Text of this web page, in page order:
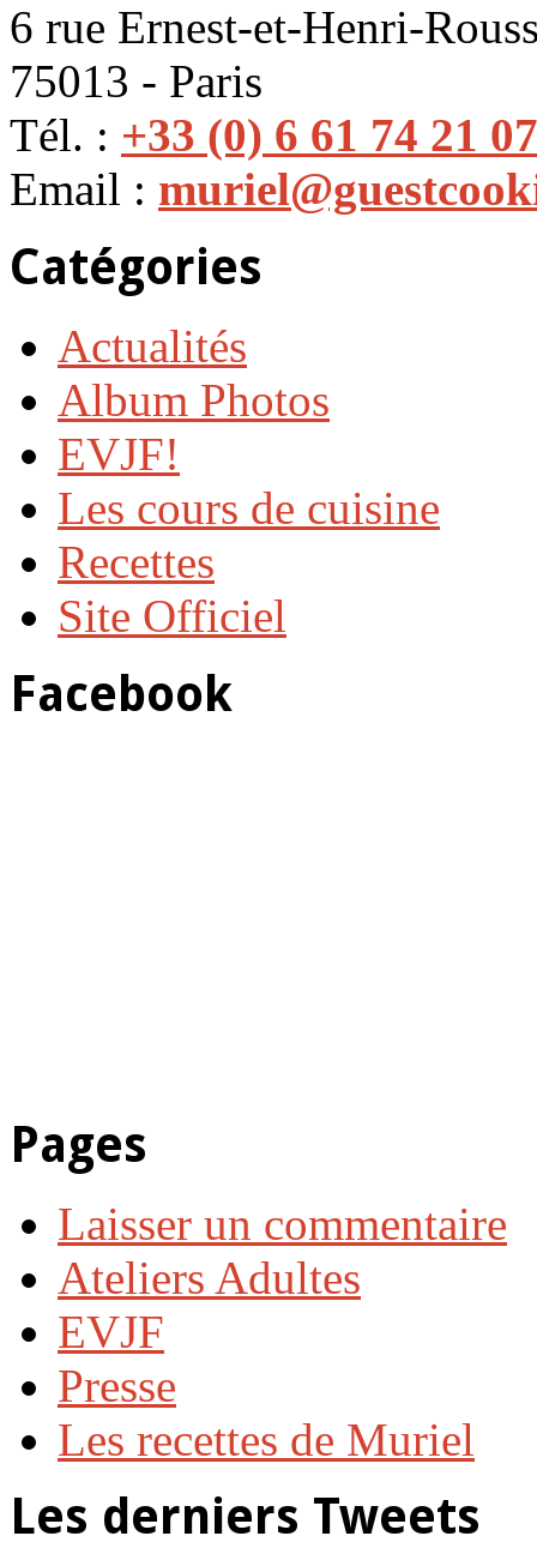
6 rue Ernest-et-Henri-
75013 - Paris
Tél. : +33 (0) 6 61 74 21 07
Email :
Catégories
Actualités
Album Photos
EVJF!
Les cours de cuisine
Recettes
Site Officiel
Facebook
Pages
Laisser un commentaire
Ateliers Adultes
EVJF
Presse
Les recettes de Muriel
Les derniers Tweets